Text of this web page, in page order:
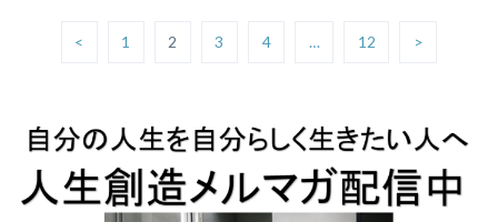
< 1 2 3 4 … 12 >